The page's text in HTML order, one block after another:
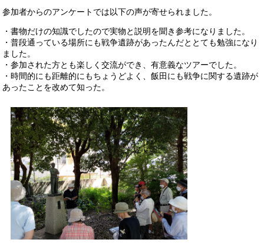
参加者からのアンケートでは以下の声が寄せられました。
・書物だけの知識でしたので実物と説明を聞き参考になりました。
・普段通っている場所にも戦争遺跡があったんだととても勉強になり
ました。
・参加された方とも楽しく交流ができ、有意義なツアーでした。
・時間的にも距離的にもちょうどよく、飯田にも戦争に関する遺跡が
あったことを改めて知った。